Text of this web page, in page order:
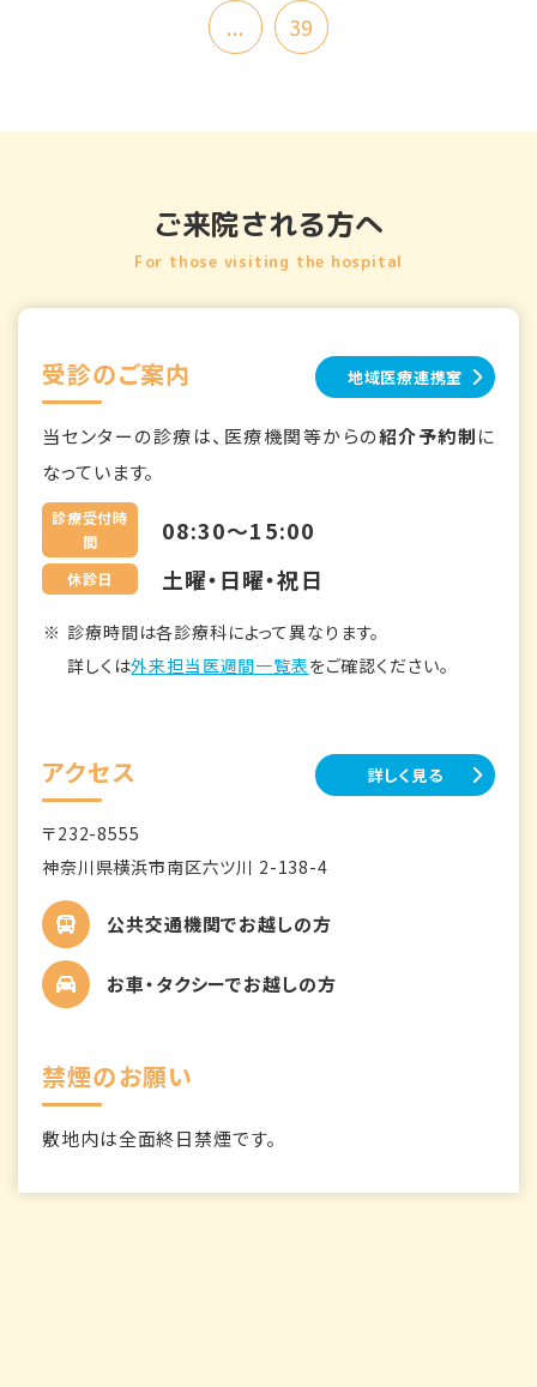
...
39
ご来院される方へ
For those visiting the hospital
受診のご案内 地域医療連携室
当センターの診療は、医療機関等からの紹介予約制に
なっています。
診療受付時
間
08:30～15:00
休診日 土曜・日曜・祝日
診療時間は各診療科によって異なります。
詳しくは外来担当医週間一覧表をご確認ください。
アクセス 詳しく見る
〒232-8555
神奈川県横浜市南区六ツ川 2-138-4
公共交通機関でお越しの方
お車・タクシーでお越しの方
禁煙のお願い
敷地内は全面終日禁煙です。